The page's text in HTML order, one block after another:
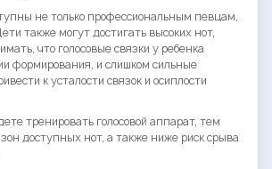
не только профессиональным певцам,
также могут достигать высоких нот,
что голосовые связки у ребенка
формирования, и слишком сильные
к усталости связок и осиплости
тренировать голосовой аппарат, тем
доступных нот, а также ниже риск срыва